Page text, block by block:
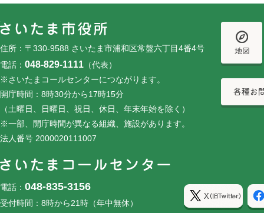
住所：〒330-9588 さいたま市浦和区常盤六丁目4番4号
電話： 048-829-1111 （代表）
※さいたまコールセンターにつながります。
開庁時間：8時30分から17時15分
（土曜日、日曜日、祝日、休日、年末年始を除く）
※一部、開庁時間が異なる組織、施設があります。
法人番号 2000020111007
電話： 048-835-3156
受付時間：8時から21時（年中無休）